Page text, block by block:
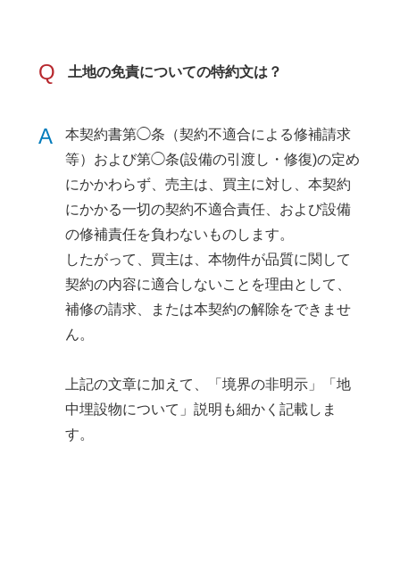
Q 土地の免責についての特約文は？
A
本契約書第◯条（契約不適合による修補請求
等）および第◯条(設備の引渡し・修復)の定め
にかかわらず、売主は、買主に対し、本契約
にかかる一切の契約不適合責任、および設備
の修補責任を負わないものします。
したがって、買主は、本物件が品質に関して
契約の内容に適合しないことを理由として、
補修の請求、または本契約の解除をできませ
ん。
上記の文章に加えて、「境界の非明示」「地
中埋設物について」説明も細かく記載しま
す。